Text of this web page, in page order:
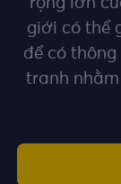
giới có thể
để có
tranh